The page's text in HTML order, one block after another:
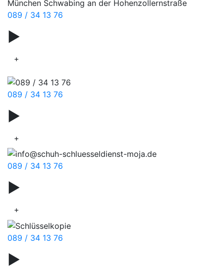
089 / 34 13 76
▶
+
089 / 34 13 76
▶
+
089 / 34 13 76
▶
+
089 / 34 13 76
▶